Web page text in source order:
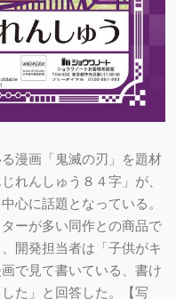
漫画「鬼滅の刃」を題材
れんしゅう８４字」が、
心に話題となっている。
ーが多い同作との商品で
開発担当者は「子供がキ
で見て書いている、書け
た」と回答した。【写